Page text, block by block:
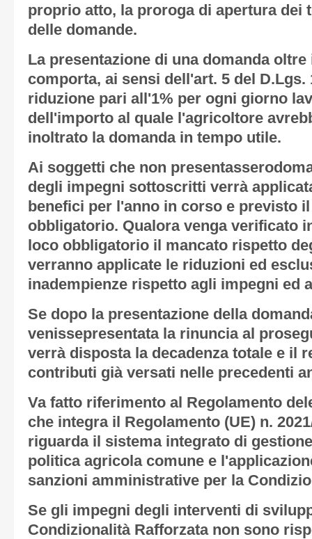
proprio atto, la proroga di apertura dei
delle domande.
La presentazione di una domanda
comporta, ai sensi dell'art. 5 del D.Lgs.
riduzione pari all'1% per ogni giorno
dell'importo al quale l'agricoltore
inoltrato la domanda in tempo utile.
Ai soggetti che non
degli impegni sottoscritti verrà
benefici per l'anno in corso e previsto
obbligatorio. Qualora venga verificato
loco obbligatorio il mancato rispetto
verranno applicate le riduzioni ed
inadempienze rispetto agli impegni ed
Se dopo la presentazione della
venissepresentata la rinuncia al
verrà disposta la decadenza totale e il
contributi già versati nelle precedenti
Va fatto riferimento al Regolamento
che integra il Regolamento (UE) n.
riguarda il sistema integrato di
politica agricola comune e
sanzioni amministrative per la
Se gli impegni degli interventi di
Condizionalità Rafforzata non sono